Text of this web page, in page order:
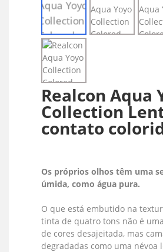
Realcon Aqua
Collection
contato
Os próprios olhos têm uma
úmida, como água pura.
O que está embutido na
tinta de quatro tons não é
de cores desajeitada, mas
degradadas como uma névoa